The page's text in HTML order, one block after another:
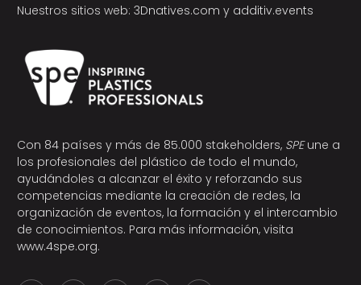
Nuestros sitios web: 3Dnatives.com y additiv.events
Con 84 países y más de 85.000 stakeholders, SPEune a
los profesionales del plástico de todo el mundo,
ayudándoles a alcanzar el éxito y reforzando sus
competencias mediante la creación de redes, la
organización de eventos, la formación y el intercambio
de conocimientos. Para más información, visita
www.4spe.org.